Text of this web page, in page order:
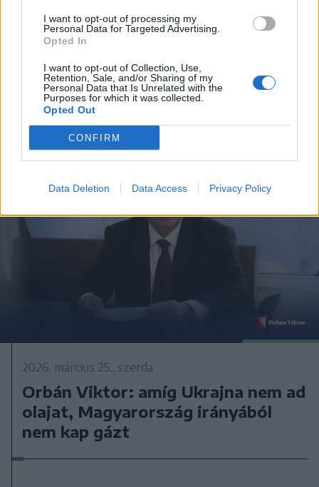
I want to opt-out of processing my
Personal Data for Targeted Advertising.
Opted In
I want to opt-out of Collection, Use,
Retention, Sale, and/or Sharing of my
Personal Data that Is Unrelated with the
Purposes for which it was collected.
Opted Out
CONFIRM
Data Deletion Data Access Privacy Policy
2026. április 01., szerda
EU-biztos: a gáz ára 70, az olajé
pedig 60 százalékkal nőtt a közel-
keleti konfliktus kezdete óta
2026. március 25., szerda
Orbán Viktor: amíg Ukrajna nem ad
olajat, Magyarország irányából
nem kap gázt